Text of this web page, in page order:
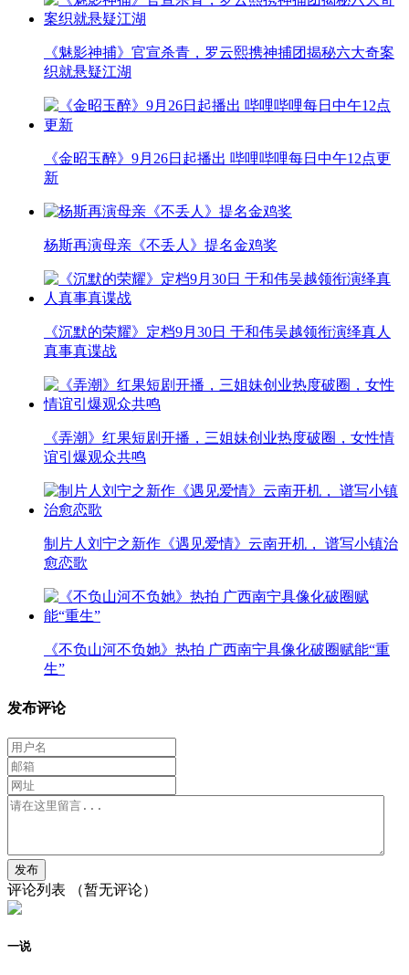
《魅影神捕》官宣杀青，罗云熙携神捕团揭秘六大奇案
织就悬疑江湖
《金昭玉醉》9月26日起播出 哔哩哔哩每日中午12点更
新
杨斯再演母亲《不丢人》提名金鸡奖
《沉默的荣耀》定档9月30日 于和伟吴越领衔演绎真人
真事真谍战
《弄潮》红果短剧开播，三姐妹创业热度破圈，女性情
谊引爆观众共鸣
制片人刘宁之新作《遇见爱情》云南开机， 谱写小镇治
愈恋歌
《不负山河不负她》热拍 广西南宁具像化破圈赋能“重
生”
发布评论
评论列表 （暂无评论）
一说